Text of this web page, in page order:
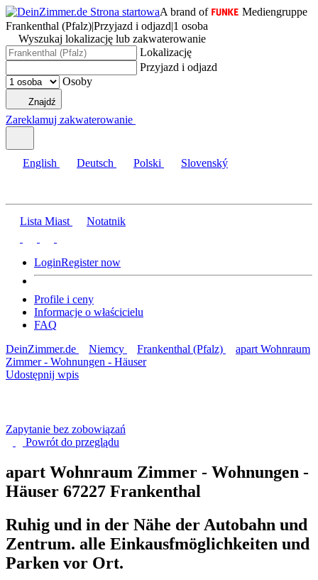
A brand of
Mediengruppe
Frankenthal (Pfalz)|Przyjazd i odjazd|1 osoba
Wyszukaj lokalizację lub zakwaterowanie
Lokalizację
Przyjazd i odjazd
Osoby
Znajdź
Zareklamuj zakwaterowanie
English Deutsch Polski Slovenský
Lista Miast Notatnik
LoginRegister now
Profile i ceny
Informacje o właścicielu
FAQ
DeinZimmer.de
Niemcy Frankenthal (Pfalz)
apart Wohnraum
Zimmer - Wohnungen - Häuser
Udostępnij wpis
Zapytanie bez zobowiązań
Powrót do przeglądu
apart Wohnraum Zimmer - Wohnungen -
Häuser 67227 Frankenthal
Ruhig und in der Nähe der Autobahn und
Zentrum. alle Einkausfmöglichkeiten und
Parken vor Ort.